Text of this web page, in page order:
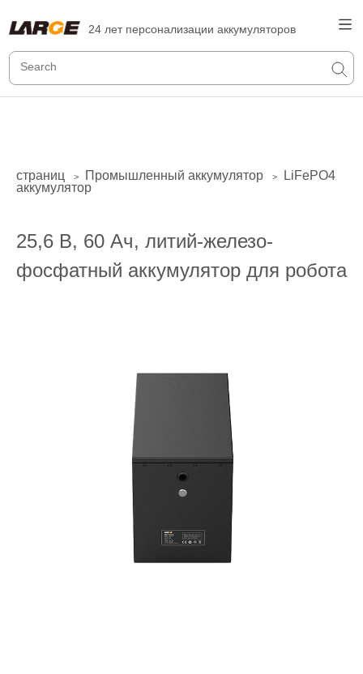
24 лет персонализации аккумуляторов
страниц > Промышленный аккумулятор >
LiFePO4
аккумулятор
25,6 В, 60 Ач, литий-железо-
фосфатный аккумулятор для робота